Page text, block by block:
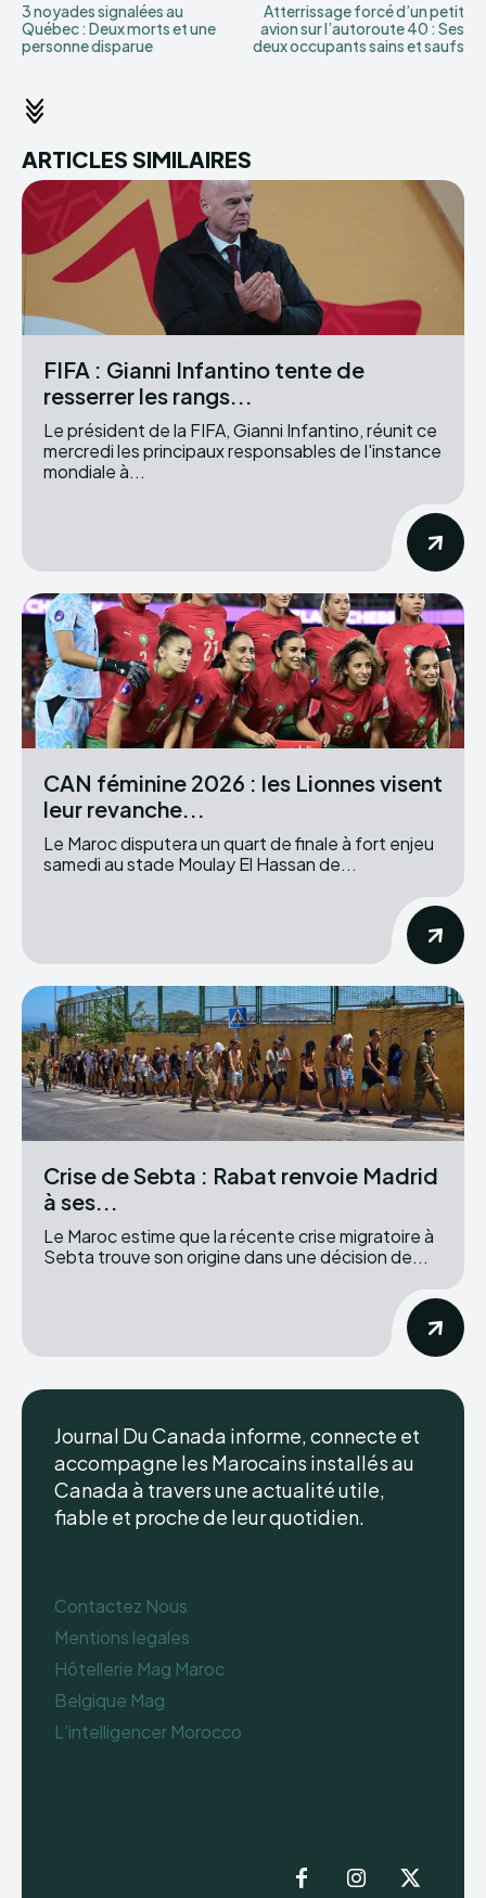
3 noyades signalées au
Québec : Deux morts et une
personne disparue
Atterrissage forcé d’un petit
avion sur l’autoroute 40 : Ses
deux occupants sains et saufs
ARTICLES SIMILAIRES
FIFA : Gianni Infantino tente de
resserrer les rangs...
Le président de la FIFA, Gianni Infantino, réunit ce
mercredi les principaux responsables de l'instance
mondiale à...
CAN féminine 2026 : les Lionnes visent
leur revanche...
Le Maroc disputera un quart de finale à fort enjeu
samedi au stade Moulay El Hassan de...
Crise de Sebta : Rabat renvoie Madrid
à ses...
Le Maroc estime que la récente crise migratoire à
Sebta trouve son origine dans une décision de...
Journal Du Canada informe, connecte et
accompagne les Marocains installés au
Canada à travers une actualité utile,
fiable et proche de leur quotidien.
Contactez Nous
Mentions legales
Hôtellerie Mag Maroc
Belgique Mag
L’intelligencer Morocco